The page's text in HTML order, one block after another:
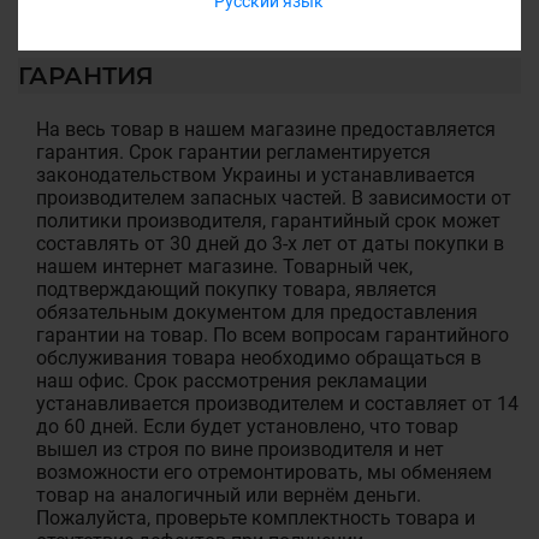
ГАРАНТИЯ
На весь товар в нашем магазине предоставляется
гарантия. Срок гарантии регламентируется
законодательством Украины и устанавливается
производителем запасных частей. В зависимости от
политики производителя, гарантийный срок может
составлять от 30 дней до 3-х лет от даты покупки в
нашем интернет магазине. Товарный чек,
подтверждающий покупку товара, является
обязательным документом для предоставления
гарантии на товар. По всем вопросам гарантийного
обслуживания товара необходимо обращаться в
наш офис. Срок рассмотрения рекламации
устанавливается производителем и составляет от 14
до 60 дней. Если будет установлено, что товар
вышел из строя по вине производителя и нет
возможности его отремонтировать, мы обменяем
товар на аналогичный или вернём деньги.
Пожалуйста, проверьте комплектность товара и